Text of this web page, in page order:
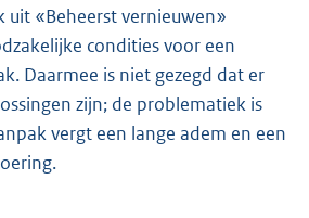
uit «Beheerst vernieuwen»
condities voor een
Daarmee is niet gezegd dat er
zijn; de problematiek is
vergt een lange adem en een